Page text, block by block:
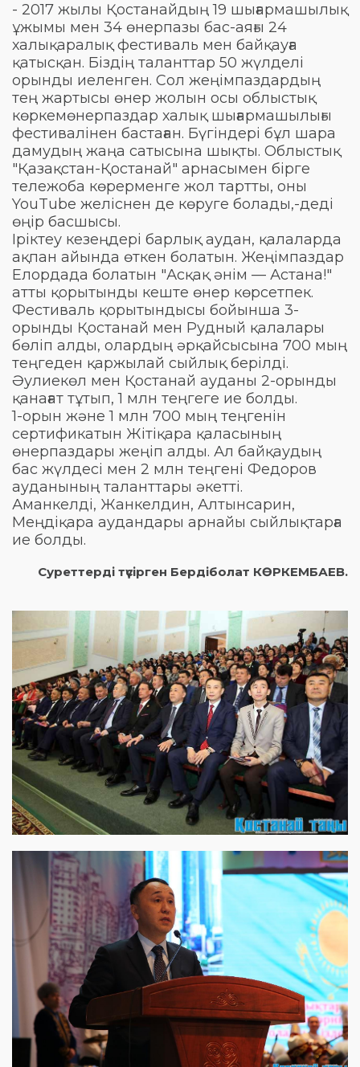
- 2017 жылы Қостанайдың 19 шығармашылық
ұжымы мен 34 өнерпазы бас-аяғы 24
халықаралық фестиваль мен байқауға
қатысқан. Біздің таланттар 50 жүлделі
орынды иеленген. Сол жеңімпаздардың
тең жартысы өнер жолын осы облыстық
көркемөнерпаздар халық шығармашылығы
фестивалінен бастаған. Бүгіндері бұл шара
дамудың жаңа сатысына шықты. Облыстық
"Қазақстан-Қостанай" арнасымен бірге
тележоба көрерменге жол тартты, оны
YouTube желіснен де көруге болады,-деді
өңір басшысы.
Іріктеу кезеңдері барлық аудан, қалаларда
ақпан айында өткен болатын. Жеңімпаздар
Елордада болатын "Асқақ әнім — Астана!"
атты қорытынды кеште өнер көрсетпек.
Фестиваль қорытындысы бойынша 3-
орынды Қостанай мен Рудный қалалары
бөліп алды, олардың әрқайсысына 700 мың
теңгеден қаржылай сыйлық берілді.
Әулиекөл мен Қостанай ауданы 2-орынды
қанағат тұтып, 1 млн теңгеге ие болды.
1-орын және 1 млн 700 мың теңгенін
сертификатын Жітіқара қаласының
өнерпаздары жеңіп алды. Ал байқаудың
бас жүлдесі мен 2 млн теңгені Федоров
ауданының таланттары әкетті.
Аманкелді, Жанкелдин, Алтынсарин,
Меңдіқара аудандары арнайы сыйлықтарға
ие болды.
Суреттерді түсірген Бердіболат КӨРКЕМБАЕВ.